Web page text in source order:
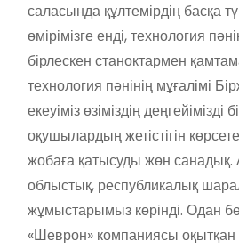
саласында құлтемірдің басқа
өмірімізге енді, технология
бірлескен станоктармен
технология пәнінің мұғалімі
екеуіміз өзіміздің деңгейімізді
оқушылардың жетістігін
жобаға қатысуды жөн санадық.
облыстық, республикалық
жұмыстарымыз көрінді. Одан
«Шеврон» компаниясы